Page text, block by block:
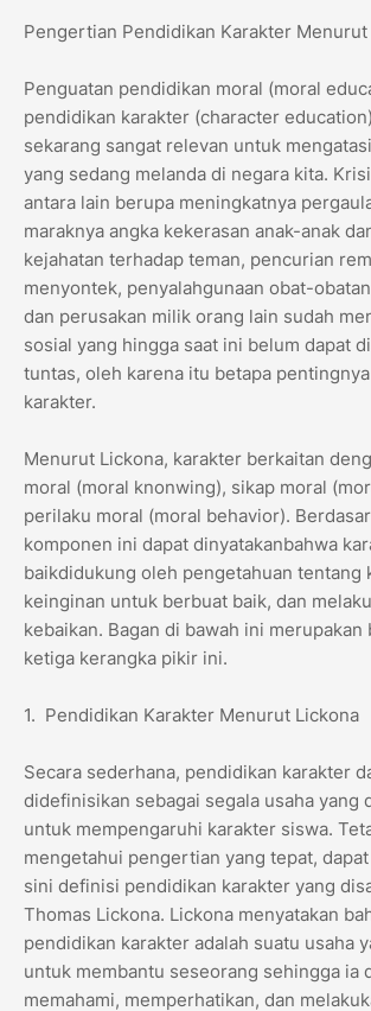
Pengertian Pendidikan Karakter Menurut
Penguatan pendidikan moral (moral
pendidikan karakter (character
sekarang sangat relevan untuk
yang sedang melanda di negara kita.
antara lain berupa meningkatnya
maraknya angka kekerasan anak-anak
kejahatan terhadap teman, pencurian
menyontek, penyalahgunaan obat-
dan perusakan milik orang lain sudah
sosial yang hingga saat ini belum dapat
tuntas, oleh karena itu betapa
karakter.
Menurut Lickona, karakter berkaitan
moral (moral knonwing), sikap moral
perilaku moral (moral behavior).
komponen ini dapat dinyatakanbahwa
baikdidukung oleh pengetahuan tentang
keinginan untuk berbuat baik, dan
kebaikan. Bagan di bawah ini merupakan
ketiga kerangka pikir ini.
1. Pendidikan Karakter Menurut Lickona
Secara sederhana, pendidikan karakter
didefinisikan sebagai segala usaha yang
untuk mempengaruhi karakter siswa.
mengetahui pengertian yang tepat,
sini definisi pendidikan karakter yang
Thomas Lickona. Lickona menyatakan
pendidikan karakter adalah suatu usaha
untuk membantu seseorang sehingga ia
memahami, memperhatikan, dan